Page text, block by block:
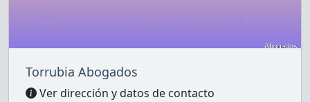
Torrubia Abogados
Ver dirección y datos de contacto